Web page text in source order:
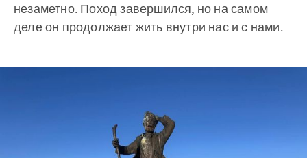
незаметно. Поход завершился, но на самом
деле он продолжает жить внутри нас и с нами.